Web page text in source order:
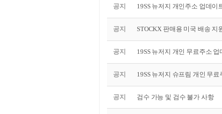
공지 19SS 뉴저지 개인주소 업데이
공지 STOCKX 판매용 미국 배송 지
공지 19SS 뉴저지 개인 무료주소 업
공지 19SS 뉴저지 슈프림 개인 무
공지 검수 가능 및 검수 불가 사항